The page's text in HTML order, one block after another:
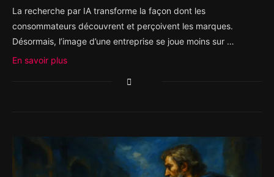
La recherche par IA transforme la façon dont les
consommateurs découvrent et perçoivent les marques.
Désormais, l’image d’une entreprise se joue moins sur …
En savoir plus